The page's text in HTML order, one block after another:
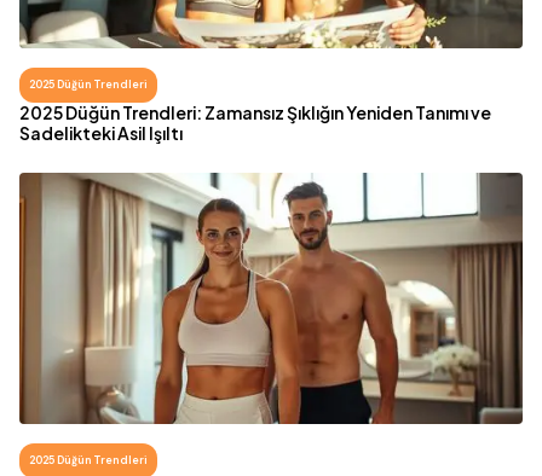
2025 Düğün Trendleri
2025 Düğün Trendleri: Zamansız Şıklığın Yeniden Tanımı ve
Sadelikteki Asil Işıltı
2025 Düğün Trendleri